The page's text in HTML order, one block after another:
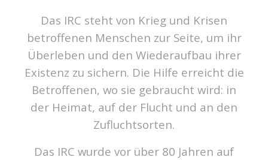
Das IRC steht von Krieg und Krisen
betroffenen Menschen zur Seite, um ihr
Überleben und den Wiederaufbau ihrer
Existenz zu sichern. Die Hilfe erreicht die
Betroffenen, wo sie gebraucht wird: in
der Heimat, auf der Flucht und an den
Zufluchtsorten.
Das IRC wurde vor über 80 Jahren auf